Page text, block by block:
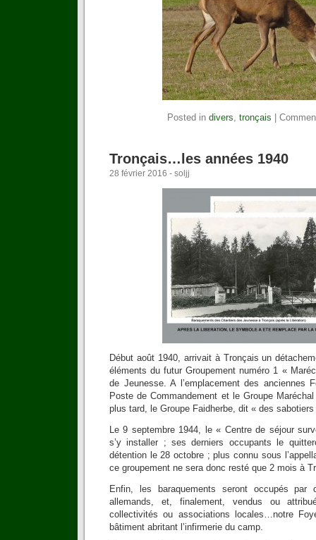
Posted in divers, tronçais
Tronçais…les années 1940
28 février 2016 - soljj
Début août 1940, arrivait à Tronçais un
éléments du futur Groupement numéro 1 «
de Jeunesse. A l’emplacement des anciennes
Poste de Commandement et le Groupe
plus tard, le Groupe Faidherbe, dit « des sabotiers
Le 9 septembre 1944, le « Centre de séjour
s’y installer ; ses derniers occupants le
détention le 28 octobre ; plus connu sous
ce groupement ne sera donc resté que 2 mois à
Enfin, les baraquements seront occupés par
allemands, et, finalement, vendus ou
collectivités ou associations locales…notre
bâtiment abritant l’infirmerie du camp.